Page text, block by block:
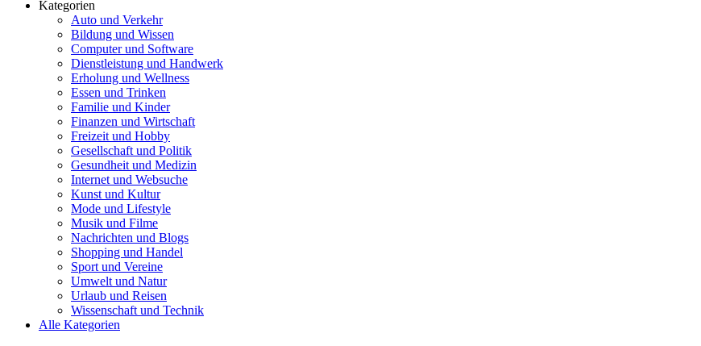
Kategorien
Auto und Verkehr
Bildung und Wissen
Computer und Software
Dienstleistung und Handwerk
Erholung und Wellness
Essen und Trinken
Familie und Kinder
Finanzen und Wirtschaft
Freizeit und Hobby
Gesellschaft und Politik
Gesundheit und Medizin
Internet und Websuche
Kunst und Kultur
Mode und Lifestyle
Musik und Filme
Nachrichten und Blogs
Shopping und Handel
Sport und Vereine
Umwelt und Natur
Urlaub und Reisen
Wissenschaft und Technik
Alle Kategorien